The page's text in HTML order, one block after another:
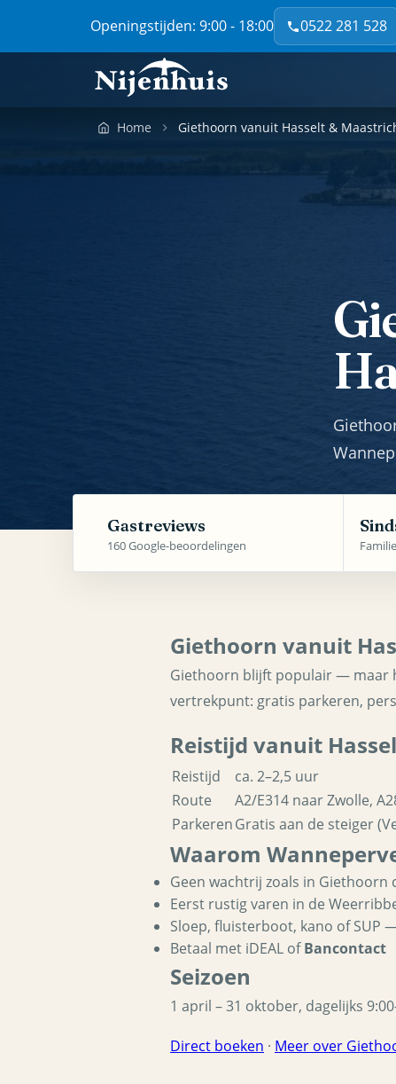
Openingstijden: 9:00 - 18:00 0522 281 528
Home Giethoorn vanuit Hasselt &
Gastreviews
160 Google-beoordelingen
Giethoorn vanuit
Giethoorn blijft populair — maar
vertrekpunt: gratis parkeren,
Reistijd vanuit
Reistijd
ca. 2–2,5 uur
Route
A2/E314 naar Zwolle,
ParkerenGratis aan de steiger
Waarom
Geen wachtrij zoals in Giethoorn
Eerst rustig varen in de
Sloep, fluisterboot, kano of SUP
Betaal met iDEAL ofBancontact
Seizoen
1 april – 31 oktober, dagelijks
Direct boeken · Meer over